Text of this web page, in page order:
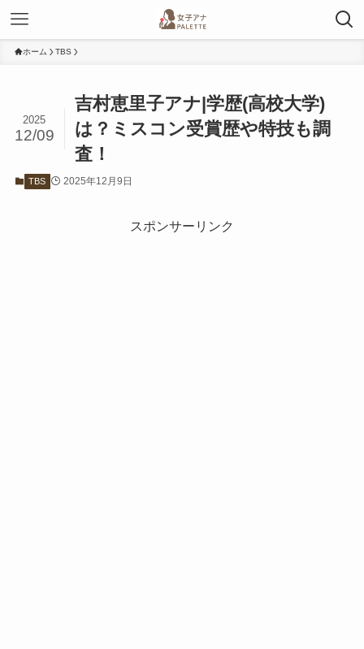
ホーム TBS
吉村恵里子アナ|学歴(高校大学)
は？ミスコン受賞歴や特技も調
査！
2025
12/09
TBS 2025年12月9日
スポンサーリンク